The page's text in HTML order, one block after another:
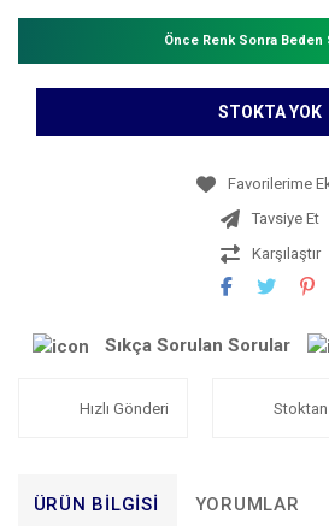
Önce Renk Sonra Beden
STOKTA YOK
Tavsiye Et
Karşılaştır
Sıkça Sorulan Sorular
Hızlı Gönderi
ÜRÜN BILGISI YORUMLAR